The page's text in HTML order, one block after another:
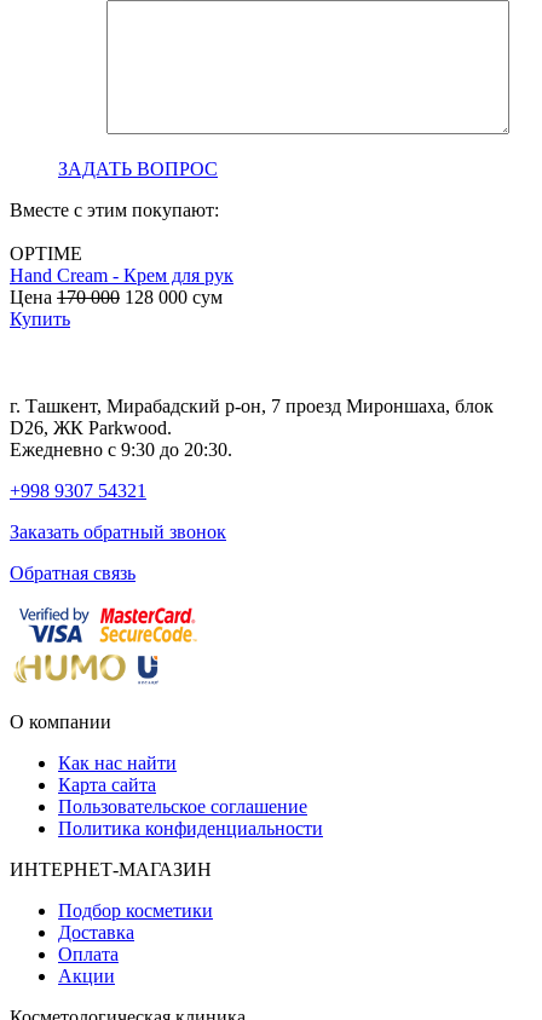
ЗАДАТЬ ВОПРОС
Вместе с этим покупают:
OPTIME
Hand Cream - Крем для рук
Цена 170 000 128 000 сум
Купить
г. Ташкент, Мирабадский р-он, 7 проезд Мироншаха, блок
D26, ЖК Раrkwood.
Ежедневно с 9:30 до 20:30.
+998 9307 54321
Заказать обратный звонок
Обратная связь
О компании
Как нас найти
Карта сайта
Пользовательское соглашение
Политика конфиденциальности
ИНТЕРНЕТ-МАГАЗИН
Подбор косметики
Доставка
Оплата
Акции